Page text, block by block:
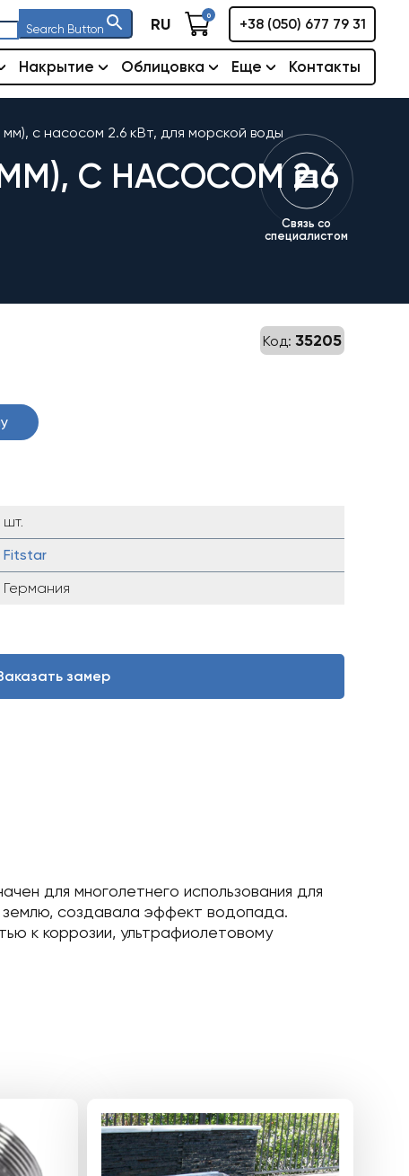
Search Button RU 0
+38 (050) 677 79 31
Накрытие Облицовка Еще Контакты
с насосом 2.6 кВт, для морской воды
ММ), С НАСОСОМ 2.6
Связь со
специалистом
Код: 35205
шт.
Fitstar
Германия
замер
для многолетнего использования для
создавала эффект водопада.
к коррозии, ультрафиолетовому